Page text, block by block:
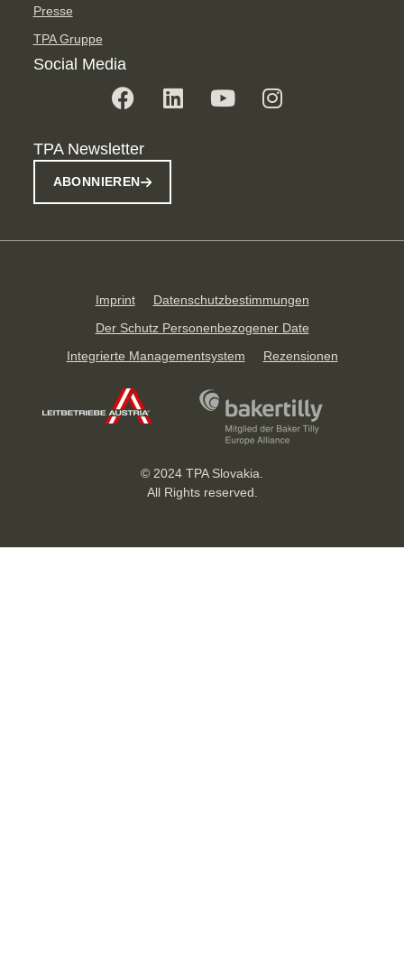
Presse
TPA Gruppe
Social Media
TPA Newsletter
ABONNIEREN
Imprint
Datenschutzbestimmungen
Der Schutz Personenbezogener Date
Integrierte Managementsystem
Rezensionen
© 2024 TPA Slovakia.
All Rights reserved.